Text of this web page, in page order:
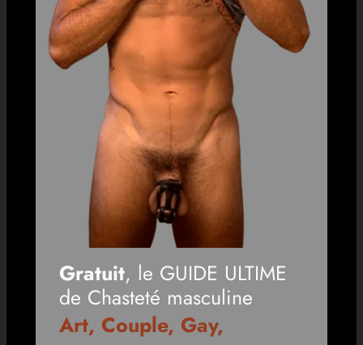
Gratuit, le GUIDE ULTIME
de Chasteté masculine
Art, Couple, Gay,